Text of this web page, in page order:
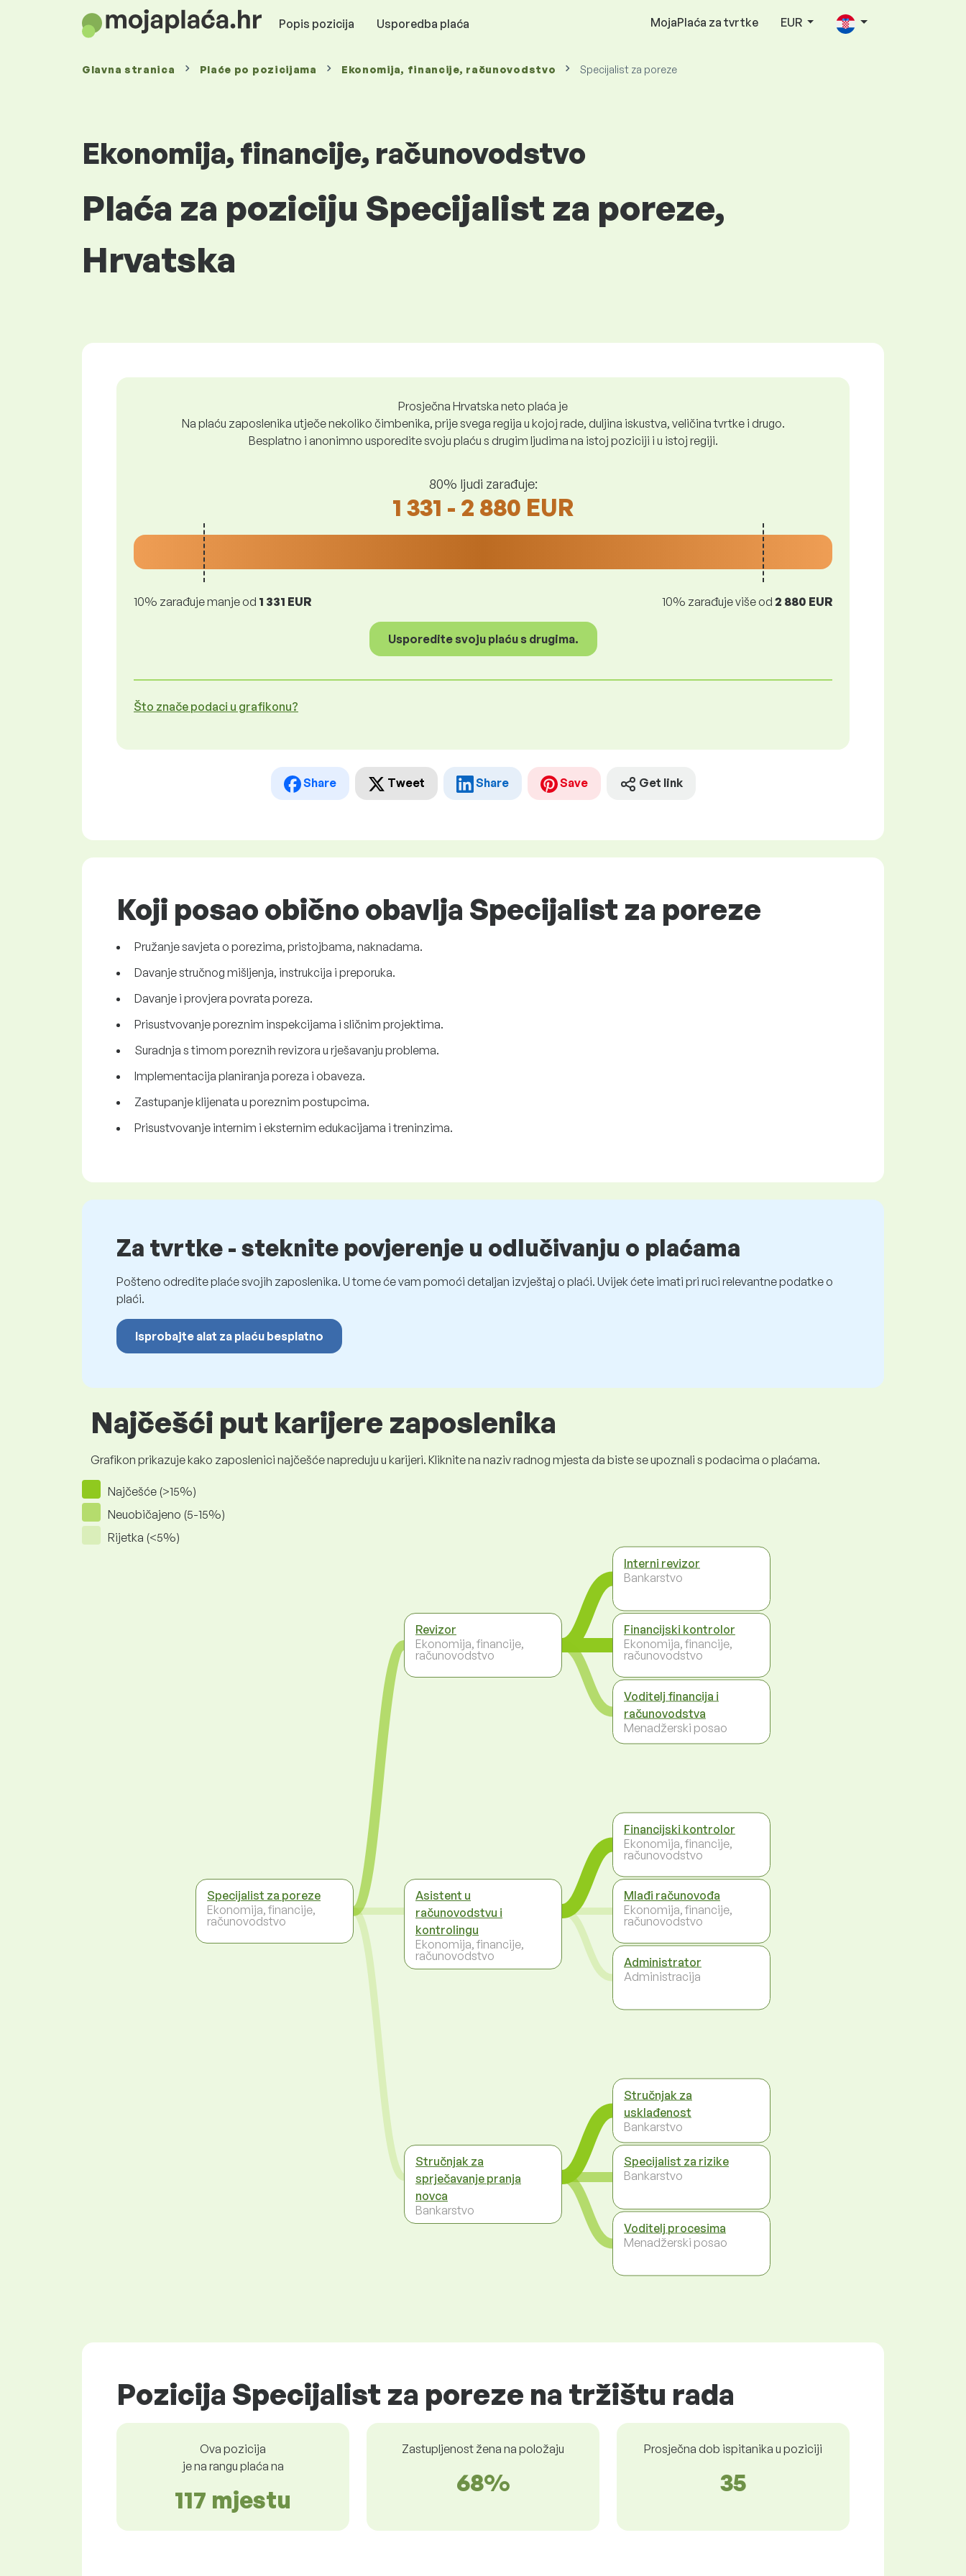
Popis pozicija Usporedba plaća MojaPlaća za tvrtke EUR
Glavna stranica Plaće po pozicijama Ekonomija, financije, računovodstvo Specijalist za poreze
Ekonomija, financije, računovodstvo
Plaća za poziciju Specijalist za poreze,
Hrvatska
Prosječna Hrvatska neto plaća je
Na plaću zaposlenika utječe nekoliko čimbenika, prije svega regija u kojoj rade, duljina iskustva, veličina tvrtke i drugo.
Besplatno i anonimno usporedite svoju plaću s drugim ljudima na istoj poziciji i u istoj regiji.
80% ljudi zarađuje:
1 331 - 2 880 EUR
10% zarađuje manje od 1 331 EUR 10% zarađuje više od 2 880 EUR
Usporedite svoju plaću s drugima.
Što znače podaci u grafikonu?
Share Tweet Share Save Get link
Koji posao obično obavlja Specijalist za poreze
Pružanje savjeta o porezima, pristojbama, naknadama.
Davanje stručnog mišljenja, instrukcija i preporuka.
Davanje i provjera povrata poreza.
Prisustvovanje poreznim inspekcijama i sličnim projektima.
Suradnja s timom poreznih revizora u rješavanju problema.
Implementacija planiranja poreza i obaveza.
Zastupanje klijenata u poreznim postupcima.
Prisustvovanje internim i eksternim edukacijama i treninzima.
Za tvrtke - steknite povjerenje u odlučivanju o plaćama
Pošteno odredite plaće svojih zaposlenika. U tome će vam pomoći detaljan izvještaj o plaći. Uvijek ćete imati pri ruci relevantne podatke o
plaći.
Isprobajte alat za plaću besplatno
Najčešći put karijere zaposlenika
Grafikon prikazuje kako zaposlenici najčešće napreduju u karijeri. Kliknite na naziv radnog mjesta da biste se upoznali s podacima o plaćama.
Najčešće (>15%)
Neuobičajeno (5-15%)
Rijetka (<5%)
Specijalist za poreze
Ekonomija, financije,
računovodstvo
Revizor
Ekonomija, financije,
računovodstvo
Asistent u
računovodstvu i
kontrolingu
Ekonomija, financije,
računovodstvo
Stručnjak za
sprječavanje pranja
novca
Bankarstvo
Interni revizor
Bankarstvo
Financijski kontrolor
Ekonomija, financije,
računovodstvo
Voditelj financija i
računovodstva
Menadžerski posao
Financijski kontrolor
Ekonomija, financije,
računovodstvo
Mlađi računovođa
Ekonomija, financije,
računovodstvo
Administrator
Administracija
Stručnjak za
usklađenost
Bankarstvo
Specijalist za rizike
Bankarstvo
Voditelj procesima
Menadžerski posao
Pozicija Specijalist za poreze na tržištu rada
Ova pozicija
je na rangu plaća na
117 mjestu
Zastupljenost žena na položaju
68%
Prosječna dob ispitanika u poziciji
35